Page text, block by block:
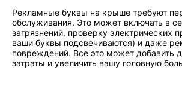
Рекламные буквы на крыше требуют
обслуживания. Это может включать в
загрязнений, проверку электрических
ваши буквы подсвечиваются) и даже
повреждений. Все это может добавить
затраты и увеличить вашу головную